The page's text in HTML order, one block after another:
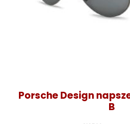
Porsche Design
B